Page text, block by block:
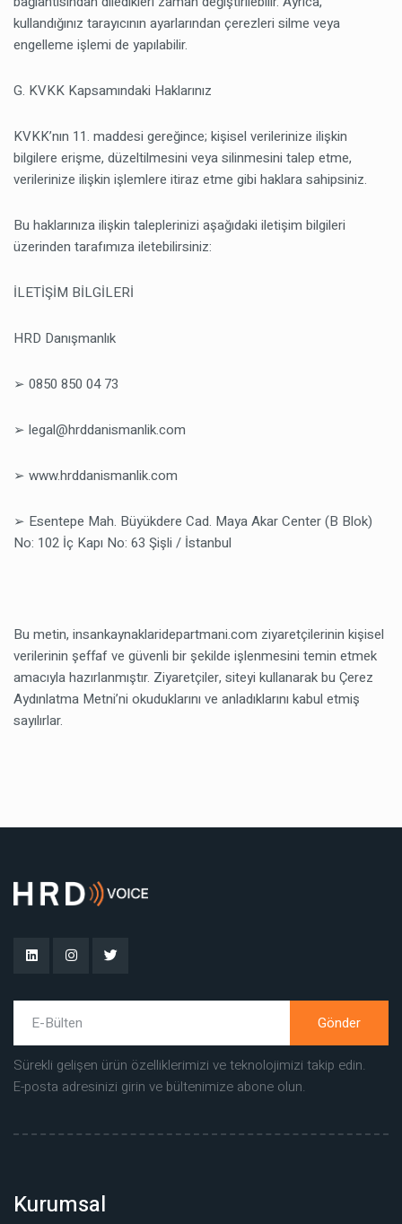
kullandığınız tarayıcının ayarlarından çerezleri silme veya
engelleme işlemi de yapılabilir.
G. KVKK Kapsamındaki Haklarınız
KVKK’nın 11. maddesi gereğince; kişisel verilerinize ilişkin
bilgilere erişme, düzeltilmesini veya silinmesini talep etme,
verilerinize ilişkin işlemlere itiraz etme gibi haklara sahipsiniz.
Bu haklarınıza ilişkin taleplerinizi aşağıdaki iletişim bilgileri
üzerinden tarafımıza iletebilirsiniz:
İLETİŞİM BİLGİLERİ
HRD Danışmanlık
➢ 0850 850 04 73
➢ legal@hrddanismanlik.com
➢ www.hrddanismanlik.com
➢ Esentepe Mah. Büyükdere Cad. Maya Akar Center (B Blok)
No: 102 İç Kapı No: 63 Şişli / İstanbul
Bu metin, insankaynaklaridepartmani.com ziyaretçilerinin kişisel
verilerinin şeffaf ve güvenli bir şekilde işlenmesini temin etmek
amacıyla hazırlanmıştır. Ziyaretçiler, siteyi kullanarak bu Çerez
Aydınlatma Metni’ni okuduklarını ve anladıklarını kabul etmiş
sayılırlar.
Gönder
Sürekli gelişen ürün özelliklerimizi ve teknolojimizi takip edin.
E-posta adresinizi girin ve bültenimize abone olun.
Kurumsal